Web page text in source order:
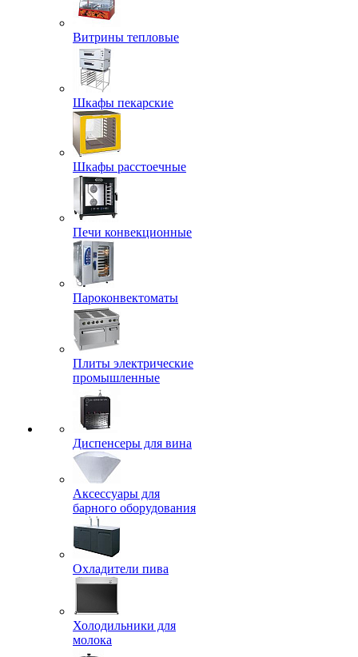
Витрины тепловые
Шкафы пекарские
Шкафы расстоечные
Печи конвекционные
Пароконвектоматы
Плиты электрические
промышленные
Диспенсеры для вина
Аксессуары для
барного оборудования
Охладители пива
Холодильники для
молока